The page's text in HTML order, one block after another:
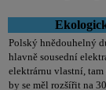
Polský hnědouhelný
hlavně sousední
elektrárnu vlastní,
by se měl rozšířit na